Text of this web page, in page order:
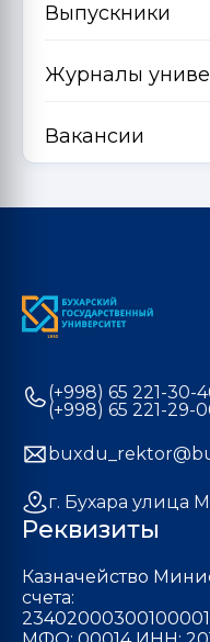
Выпускники
Журналы
Вакансии
(+998) 65 221-30-
(+998) 65 221-29-
г. Бухара улица
Реквизиты
Казначейство
счета: